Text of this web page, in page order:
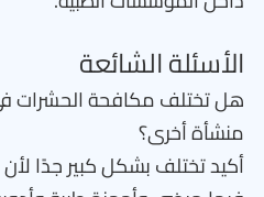
الأسئلة الشائعة
هل تختلف مكافحة الحشرات
منشأة أخرى؟
أكيد تختلف بشكل كبير جدًا